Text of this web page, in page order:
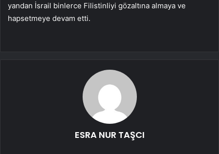
yandan İsrail binlerce Filistinliyi gözaltına almaya ve
hapsetmeye devam etti.
ESRA NUR TAŞCI